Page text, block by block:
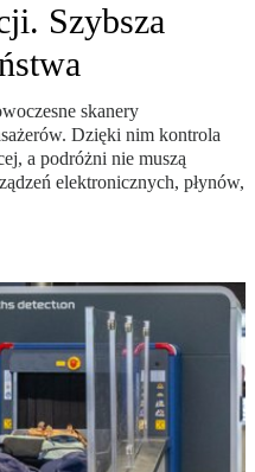
Szybsza
skanery
Dzięki nim kontrola
a podróżni nie muszą
elektronicznych, płynów,